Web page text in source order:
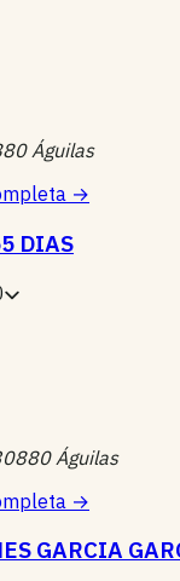
Águilas
→
DIAS
Águilas
→
GARCIA